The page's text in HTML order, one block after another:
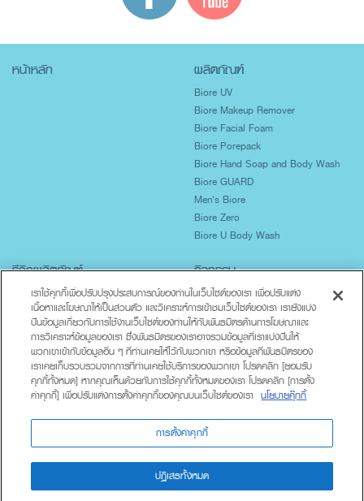
หน้าหลัก ผลิตภัณฑ์
Biore UV
Biore Makeup Remover
Biore Facial Foam
Biore Porepack
Biore Hand Soap and Body Wash
Biore GUARD
Men's Biore
Biore Zero
Biore U Body Wash
รีวิวผลิตภัณฑ์
ปกป้องผิวจากแสงแดด
ผิวมันเป็นสิวง่าย
ผิวแห้งขาดน้ำ
ทำความสะอาดร่างกาย
Lifestyle
กิจกรรม
เกี่ยวกับบิโอเร
นโยบายความเป็นส่วนตัว
ติดต่อเรา
เราใช้คุกกี้เพื่อปรับปรุงประสบการณ์ของท่านในเว็บไซต์ของเรา เพื่อปรับแต่ง
เนื้อหาและโฆษณาให้เป็นส่วนตัว และวิเคราะห์การเข้าชมเว็บไซต์ของเรา เรายังแบ่ง
ปันข้อมูลเกี่ยวกับการใช้งานเว็บไซต์ของท่านให้กับพันธมิตรด้านการโฆษณาและ
การวิเคราะห์ข้อมูลของเรา ซึ่งพันธมิตรของเราอาจรวมข้อมูลที่เราแบ่งปันให้
พวกเขาเข้ากับข้อมูลอื่น ๆ ที่ท่านเคยให้ไว้กับพวกเขา หรือข้อมูลที่พันธมิตรของ
เราเคยเก็บรวบรวมจากการที่ท่านเคยใช้บริการของพวกเขา โปรดคลิก [ยอมรับ
คุกกี้ทั้งหมด] หากคุณเห็นด้วยกับการใช้คุกกี้ทั้งหมดของเรา โปรดคลิก [การตั้ง
ค่าคุกกี้] เพื่อปรับแต่งการตั้งค่าคุกกี้ของคุณบนเว็บไซต์ของเรา นโยบายคุ๊กกี้
การตั้งค่าคุกกี้
ปฏิเสธทั้งหมด